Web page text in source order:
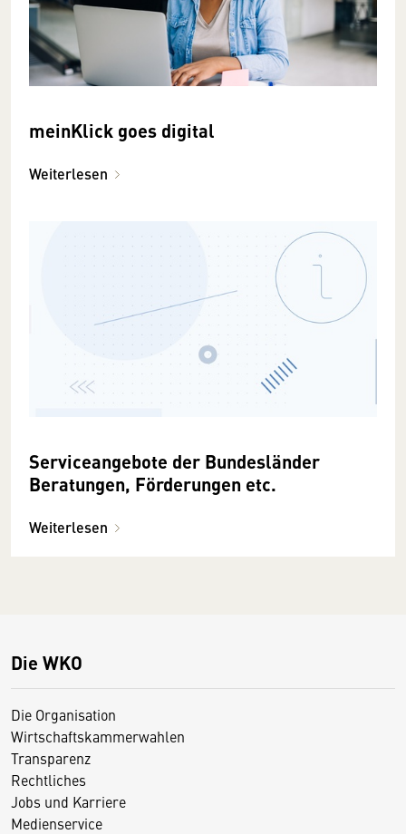
meinKlick goes digital
Weiterlesen
Serviceangebote der Bundesländer
Beratungen, Förderungen etc.
Weiterlesen
Die WKO
Die Organisation
Wirtschaftskammerwahlen
Transparenz
Rechtliches
Jobs und Karriere
Medienservice